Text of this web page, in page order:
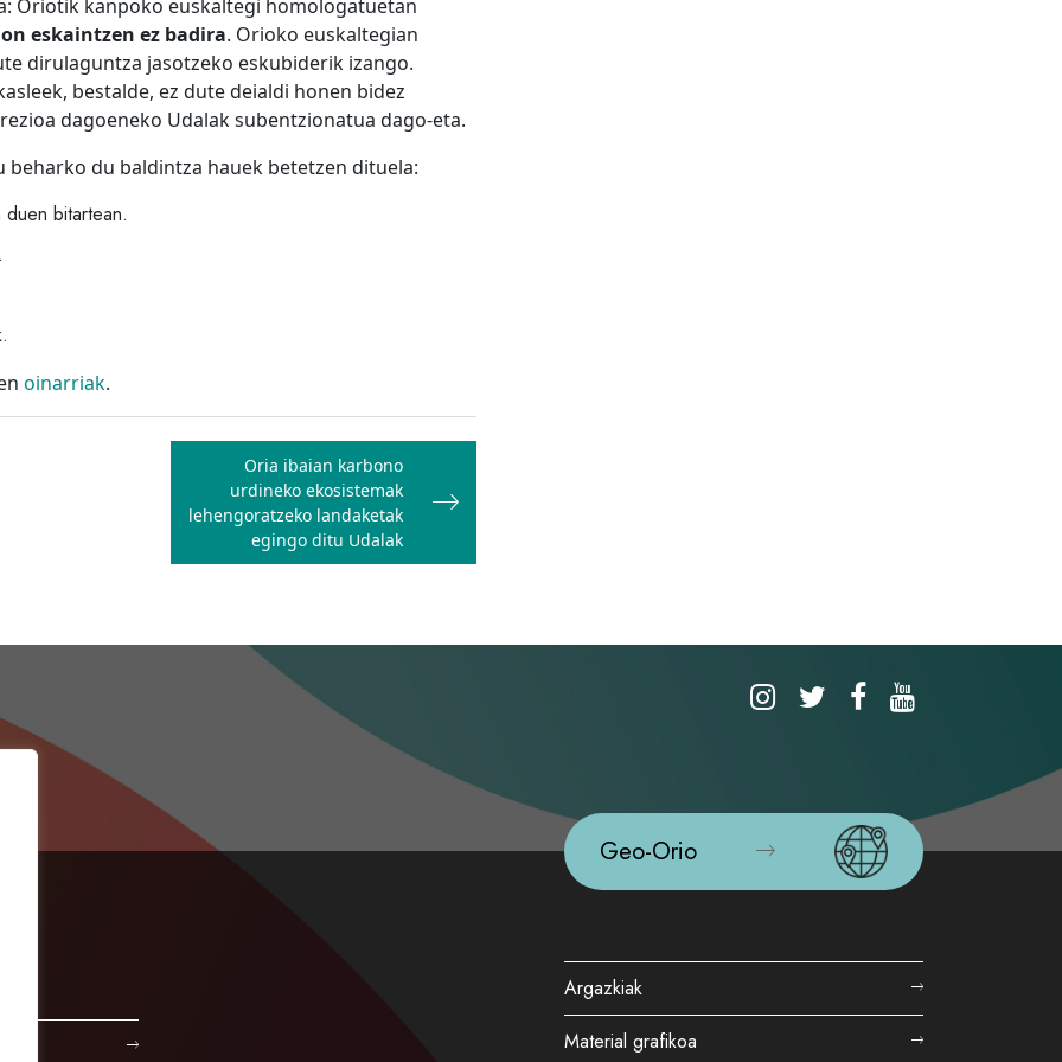
Oriotik kanpoko euskaltegi homologatuetan
eskaintzen ez badira. Orioko euskaltegian
dirulaguntza jasotzeko eskubiderik izango.
bestalde, ez dute deialdi honen bidez
dagoeneko Udalak subentzionatua dago-eta.
du baldintza hauek betetzen dituela:
bitartean.
oinarriak.
Oria ibaian karbono
urdineko ekosistemak
lehengoratzeko landaketak
egingo ditu Udalak
Geo-Orio
Argazkiak
Material grafikoa